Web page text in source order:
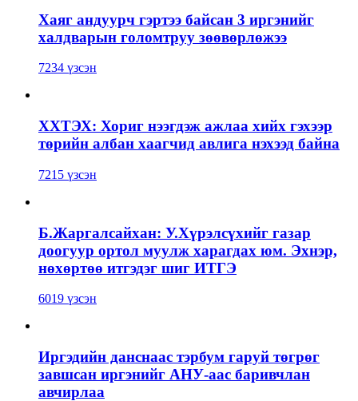
Хаяг андуурч гэртээ байсан 3 иргэнийг
халдварын голомтруу зөөвөрлөжээ
7234 үзсэн
ХХТЭХ: Хориг нээгдэж ажлаа хийх гэхээр
төрийн албан хаагчид авлига нэхээд байна
7215 үзсэн
Б.Жаргалсайхан: У.Хүрэлсүхийг газар
доогуур ортол муулж харагдах юм. Эхнэр,
нөхөртөө итгэдэг шиг ИТГЭ
6019 үзсэн
Иргэдийн данснаас тэрбум гаруй төгрөг
завшсан иргэнийг АНУ-аас баривчлан
авчирлаа